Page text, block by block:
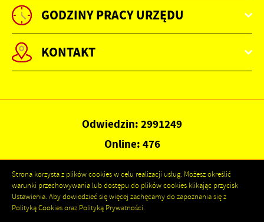
GODZINY PRACY URZĘDU
KONTAKT
Odwiedzin: 2991249
Online: 476
Strona korzysta z plików cookies w celu realizacji usług. Możesz określić
warunki przechowywania lub dostępu do plików cookies klikając przycisk
Ustawienia. Aby dowiedzieć się więcej zachęcamy do zapoznania się z
Polityką Cookies oraz Polityką Prywatności.